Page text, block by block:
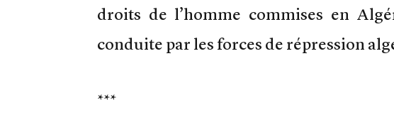
droits de l’homme commises en
conduite par les forces de répression
***